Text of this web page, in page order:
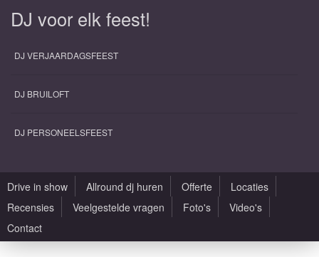
DJ voor elk feest!
DJ VERJAARDAGSFEEST
DJ BRUILOFT
DJ PERSONEELSFEEST
Drive in show Allround dj huren Offerte
Locaties
Recensies
Veelgestelde vragen Foto's
Video's
Contact